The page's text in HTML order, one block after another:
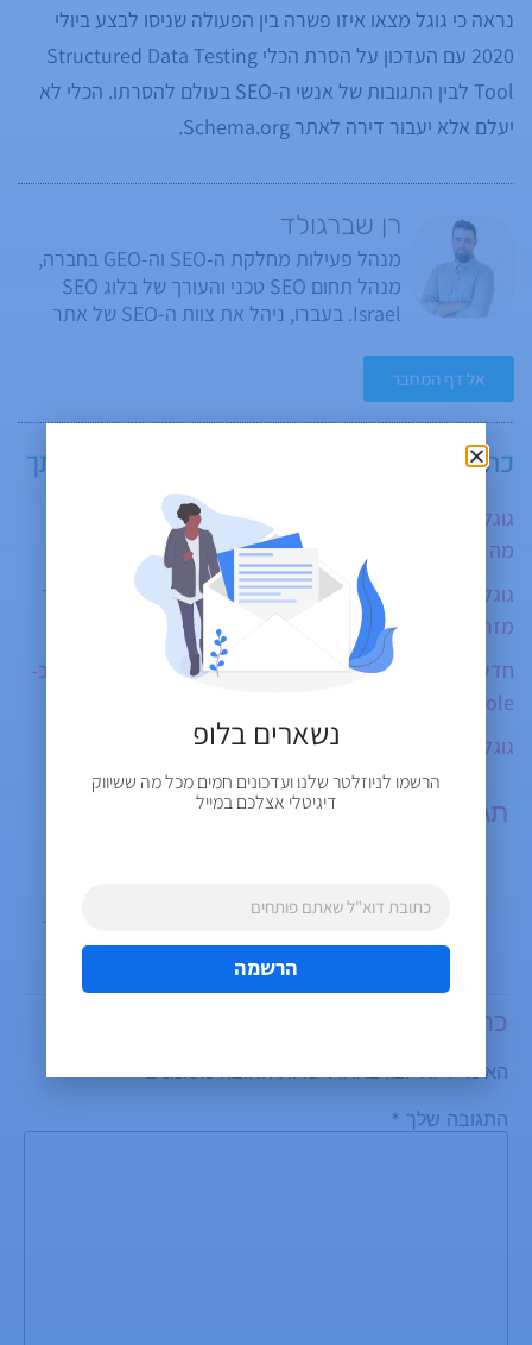
נראה כי גוגל מצאו איזו פשרה בין הפעולה שניסו לבצע ביולי
2020 עם העדכון על הסרת הכלי Structured Data Testing
Tool לבין התגובות של אנשי ה-SEO בעולם להסרתו. הכלי לא
יעלם אלא יעבור דירה לאתר Schema.org.
רן שברגולד
מנהל פעילות מחלקת ה-SEO וה-GEO בחברה,
מנהל תחום SEO טכני והעורך של בלוג SEO
Israel. בעברו, ניהל את צוות ה-SEO של אתר
בתקשורת במסלול פרסום ושיווק דיגיטלי במכללת
ספיר. בגלל שם משפחתו המיוחד, רצה כל הזמן
אל דף המחבר
כתבנו עוד על , אולי יעניין אותך
מה זה אומר ואיך אפשר לנצל את זה?
גוגל: תיקון בעיות קנוניקליזציה עשוי לקחת עד שבועיים (ואיך
מזרזים?)
חדש! מעקב מלא אחר Instagram, TikTok, X ו-YouTube ב-
Search Console
גוגל מתחילה לשלב קרוסלת כתבות בתוך תקצירי ה-AI
תגובה אחת
חם מהתנור! עדכון לכלי בדיקת תוצאות עשירות של גוגל -
SEO ישראל
כתיבת תגובה
האימייל לא יוצג באתר.
התגובה שלך *
נשארים בלופ
הרשמו לניוזלטר שלנו ועדכונים חמים מכל מה ששיווק
דיגיטלי אצלכם במייל
הרשמה